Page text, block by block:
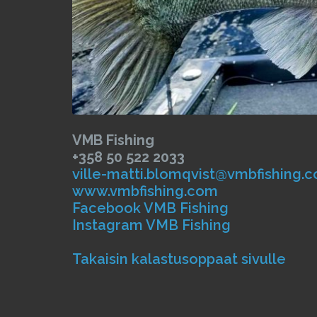
VMB Fishing
+358 50 522 2033
ville-
www.vmbfishing.com
Facebook VMB Fishing
Instagram VMB Fishing
Takaisin kalastusoppaat sivulle